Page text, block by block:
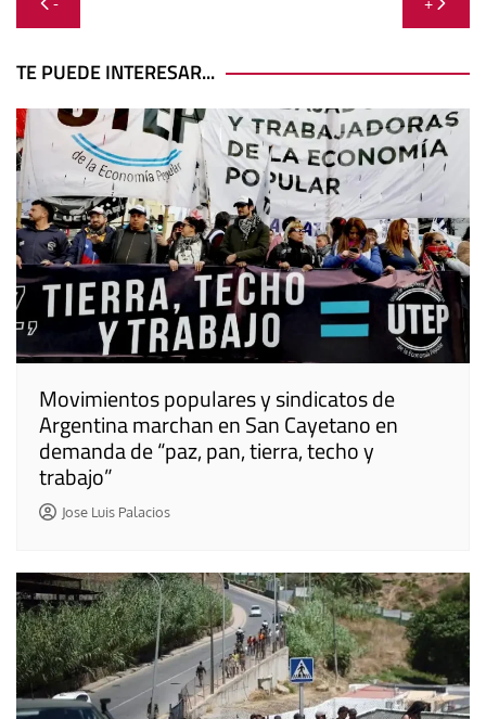
de
entradas
TE PUEDE INTERESAR...
Movimientos populares y sindicatos de
Argentina marchan en San Cayetano en
demanda de “paz, pan, tierra, techo y
trabajo”
Jose Luis Palacios